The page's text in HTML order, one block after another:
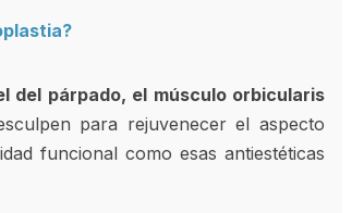
del párpado, el músculo orbicularis
para rejuvenecer el aspecto
funcional como esas antiestéticas